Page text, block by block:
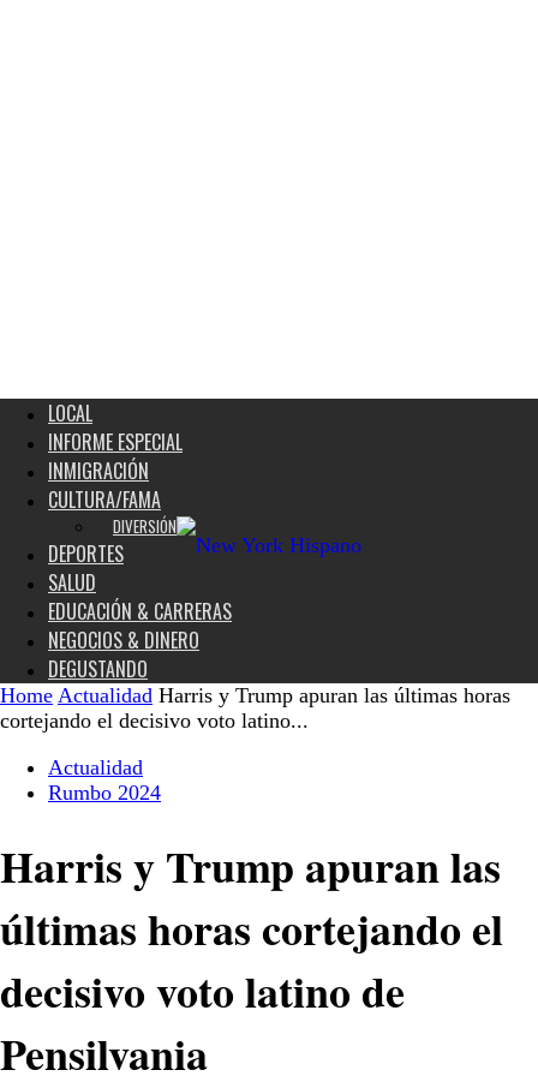
LOCAL
INFORME ESPECIAL
INMIGRACIÓN
CULTURA/FAMA
DIVERSIÓN
DEPORTES
SALUD
EDUCACIÓN & CARRERAS
NEGOCIOS & DINERO
DEGUSTANDO
Home Actualidad Harris y Trump apuran las últimas horas
cortejando el decisivo voto latino...
Actualidad
Rumbo 2024
Harris y Trump apuran las
últimas horas cortejando el
decisivo voto latino de
Pensilvania